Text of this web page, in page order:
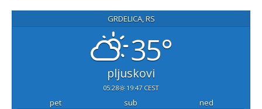
GRDELICA, RS
35°
pljuskovi
05:28 19:47 CEST
pet sub
ned